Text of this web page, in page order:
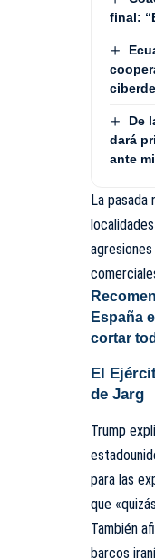
final:
De
dará
ante
La
España
cortar
El
de Jarg
Trump
para las
que
También
barcos